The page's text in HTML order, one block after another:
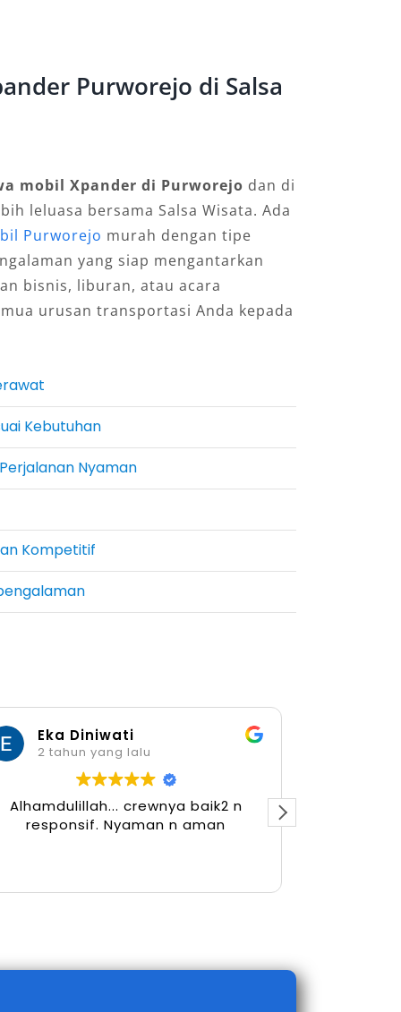
Purworejo di Salsa
mobil Xpander di Purworejo dan di
leluasa bersama Salsa Wisata. Ada
Purworejo murah dengan tipe
yang siap mengantarkan
bisnis, liburan, atau acara
urusan transportasi Anda kepada
Kebutuhan
Nyaman
Kompetitif
Eka Diniwati
2 tahun yang lalu
Alhamdulillah... crewnya baik2 n
responsif. Nyaman n aman